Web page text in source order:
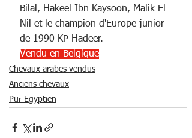
Bilal, Hakeel Ibn Kaysoon, Malik El
Nil et le champion d'Europe junior
de 1990 KP Hadeer.
Vendu en Belgique
Chevaux arabes vendus
Anciens chevaux
Pur Egyptien